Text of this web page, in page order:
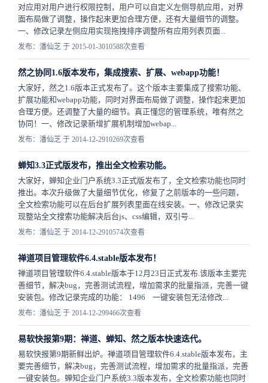
对应用对用户进行权限控制，用户可以自定义左侧导航应用，对界
面布局做了调整，操作起来更加合理方便，还有大量细节的调整。
一、修改记录左侧应用实现拖拽排序调整所有应用列表页面...
发布：潘仙芝 于 2015-01-3010588次查看
然之协同1.6版本发布，集成搜索、扩展、webapp功能！
大家好，然之1.6版本正式发布了。这个版本主要集成了搜索功能、
扩展功能和webapp功能，同时对界面布局做了调整，操作起来更加
合理方便。还调整了大量的细节。真正懂您的管理系统，唯有然之
协同！一、修改记录新增扩展机制增加webap...
发布：潘仙芝 于 2014-12-2910269次查看
蝉知3.3正式版发布，推出全文检索功能。
大家好，蝉知企业门户系统3.3正式版发布了，全文检索功能也同时
推出。本次升级做了大量细节优化，修复了之前版本的一些问题，
全文检索功能可以在后台扩展列表里面在线安装。一、修改记录实
现整站全文搜索功能解决后台js、css编辑，双引号...
发布：潘仙芝 于 2014-12-2910574次查看
禅道项目管理软件6.4.stable版本发布！
禅道项目管理软件6.4.stable版本于12月23日正式发布.该版本主要完
善细节，解决bug，完善测试流程，增加需求的批量指派，完善一键
安装包。修改记录完成的功能： 1496 一键安装包无法修改...
发布：潘仙芝 于 2014-12-299466次查看
易软快报第9期：禅道、蝉知、然之版本快速迭代。
易软快报第9期新鲜出炉。禅道项目管理软件6.4.stable版本发布，主
要完善细节，解决bug，完善测试流程，增加需求的批量指派，完善
一键安装包。蝉知企业门户系统3.3版本发布，全文检索功能也同时